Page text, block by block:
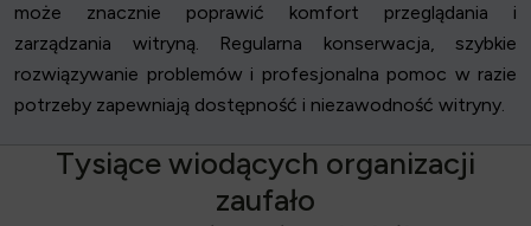
może znacznie poprawić komfort przeglądania i
zarządzania witryną. Regularna konserwacja, szybkie
rozwiązywanie problemów i profesjonalna pomoc w razie
potrzeby zapewniają dostępność i niezawodność witryny.
Tysiącewiodących organizacji
zaufało